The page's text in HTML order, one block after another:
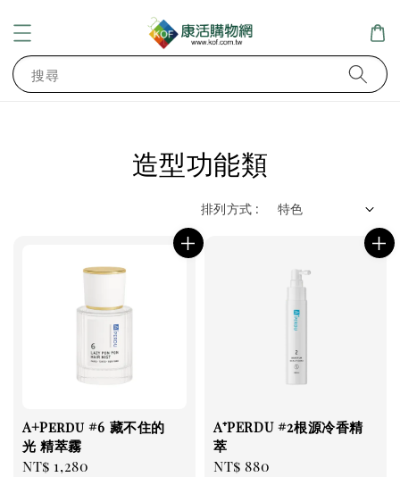
搜尋
造型功能類
排列方式 :
A+Perdu #6 藏不住的
光 精萃霧
Regular
NT$ 1,280
A⁺PERDU #2根源冷香精
萃
Regular
NT$ 880